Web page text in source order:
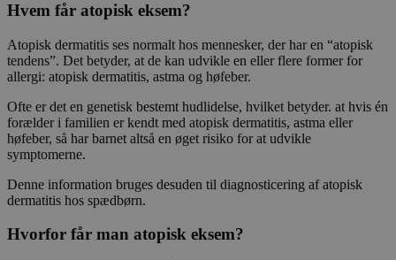
Hvem får atopisk eksem?
Atopisk dermatitis ses normalt hos mennesker, der har en “atopisk
tendens”. Det betyder, at de kan udvikle en eller flere former for
allergi: atopisk dermatitis, astma og høfeber.
Ofte er det en genetisk bestemt hudlidelse, hvilket betyder. at hvis én
forælder i familien er kendt med atopisk dermatitis, astma eller
høfeber, så har barnet altså en øget risiko for at udvikle
symptomerne.
Denne information bruges desuden til diagnosticering af atopisk
dermatitis hos spædbørn.
Hvorfor får man atopisk eksem?